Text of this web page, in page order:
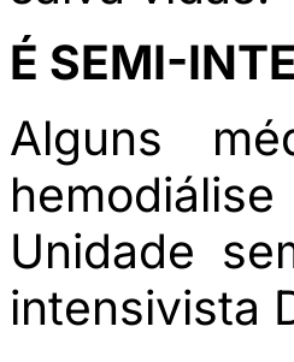
É SEMI-
Alguns
Unidade
intensivista